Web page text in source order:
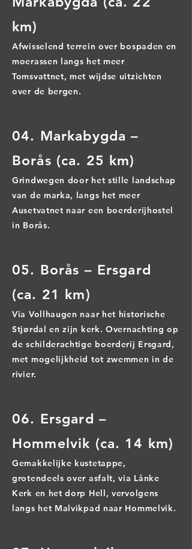
km)
Afwisselend terrein over bospaden en
moerassen langs het meer
Tomsvattnet, met wijdse uitzichten
over de bergen.
04. Markabygda –
Borås (ca. 25 km)
Grindwegen door het stille landschap
van de marka, langs het meer
Ausetvatnet naar een boerderijhostel
in Borås.
05. Borås – Ersgard
(ca. 21 km)
Via Vollhaugen naar het historische
Stjørdal en zijn kerk. Overnachting op
de schilderachtige boerderij Ersgard,
met mogelijkheid tot zwemmen in de
rivier.
06. Ersgard –
Hommelvik (ca. 14 km)
Gemakkelijke kustetappe,
grotendeels over asfalt, via Lånke
Kerk en het dorp Hell, vervolgens
langs het Malvikpad naar Hommelvik.